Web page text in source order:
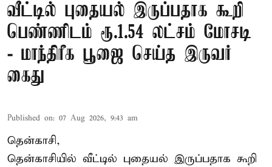
வீட்டில் புதையல் இருப்பதாக கூறி
பெண்ணிடம் ரூ.1.54 லட்சம் மோசடி
- மாந்திரீக பூஜை செய்த இருவர்
கைது
Published on: 07 Aug 2026, 9:43 am
தென்காசி,
தென்காசியில் வீட்டில் புதையல் இருப்பதாக கூறி